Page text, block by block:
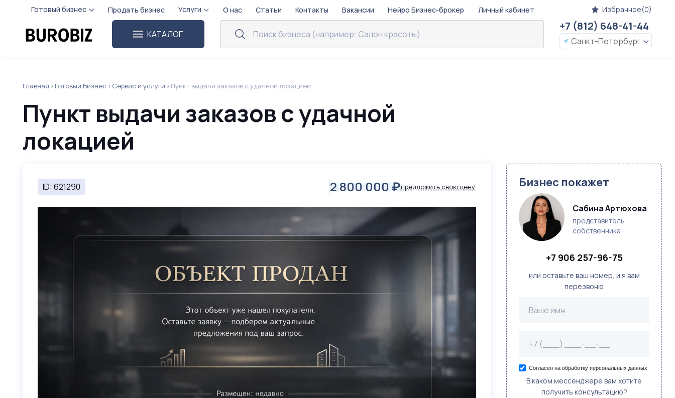
Готовый бизнес Продать бизнес Услуги О нас Статьи Контакты Вакансии Нейро Бизнес-брокер Личный кабинет Избранное(0)
КАТАЛОГ
+7 (812) 648-41-44
Санкт-Петербург
Главная Готовый Бизнес Сервис и услуги Пункт выдачи заказов с удачной локацией
Пункт выдачи заказов с удачной
локацией
ID: 621290 2 800 000 ₽предложить свою цену Бизнес покажет
Сабина Артюхова
представитель
собственника
+7 906 257-96-75
или оставьте ваш номер, и я вам
перезвоню
Согласен на обработку персональных данных
В каком мессенджере вам хотите
получить консультацию?